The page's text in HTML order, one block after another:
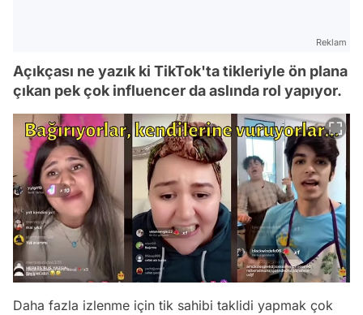
Reklam
Açıkçası ne yazık ki TikTok'ta tikleriyle ön plana
çıkan pek çok influencer da aslında rol yapıyor.
Daha fazla izlenme için tik sahibi taklidi yapmak çok